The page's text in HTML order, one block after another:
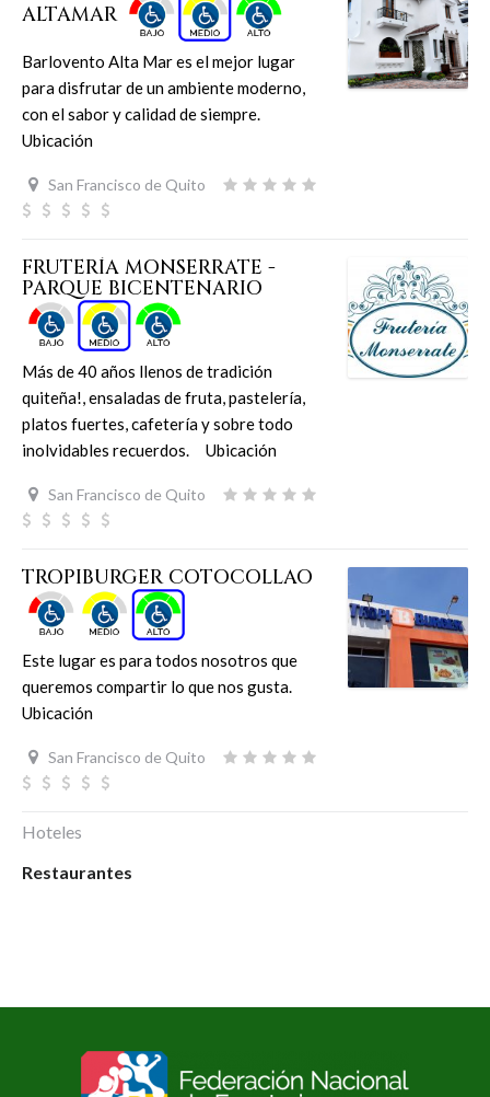
ALTAMAR
Barlovento Alta Mar es el mejor lugar
para disfrutar de un ambiente moderno,
con el sabor y calidad de siempre.
Ubicación
San Francisco de Quito
FRUTERÍA MONSERRATE -
PARQUE BICENTENARIO
Más de 40 años llenos de tradición
quiteña!, ensaladas de fruta, pastelería,
platos fuertes, cafetería y sobre todo
inolvidables recuerdos. Ubicación
San Francisco de Quito
TROPIBURGER COTOCOLLAO
Este lugar es para todos nosotros que
queremos compartir lo que nos gusta.
Ubicación
San Francisco de Quito
Hoteles
Restaurantes